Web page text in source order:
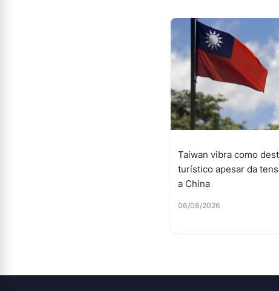
Taiwan vibra como
turístico apesar da
a China
06/08/2026